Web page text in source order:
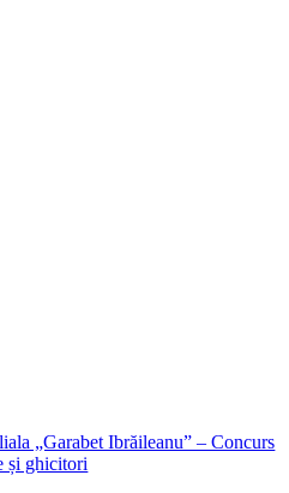
„Garabet Ibrăileanu” – Concurs
și ghicitori